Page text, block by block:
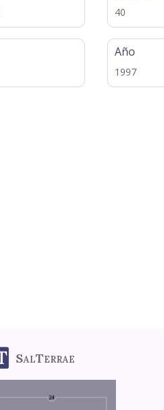
40
Año
1997
SalTerrae